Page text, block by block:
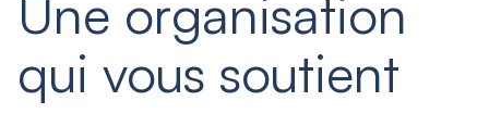
Une organisation
qui vous soutient